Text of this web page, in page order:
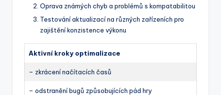
Oprava známých chyb a problémů s kompatabilitou
Testování aktualizací na různých zařízeních pro
zajištění konzistence výkonu
Aktivní kroky optimalizace
– zkrácení načítacích časů
– odstranění bugů způsobujících pád hry